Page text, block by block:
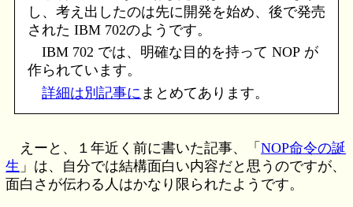
し、考え出したのは先に開発を始め、後で発売
された IBM 702のようです。
IBM 702 では、明確な目的を持って NOP が
作られています。
詳細は別記事に まとめてあります。
えーと、１年近く前に書いた記事、「NOP命令の誕
生 」は、自分では結構面白い内容だと思うのですが、
面白さが伝わる人はかなり限られたようです。